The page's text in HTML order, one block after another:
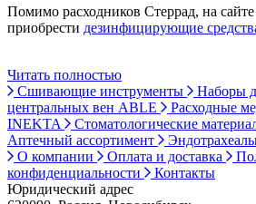
Помимо расходников Стеррад, на
приобрести дезинфицирующие
Читать полностью
Сшивающие инструменты
Наборы
центральных вен ABLE
Расходные
INEKTA
Стоматологические
Аптечный ассортимент
О компании
Оплата и доставка
конфиденциальности
Контакты
Юридический адрес